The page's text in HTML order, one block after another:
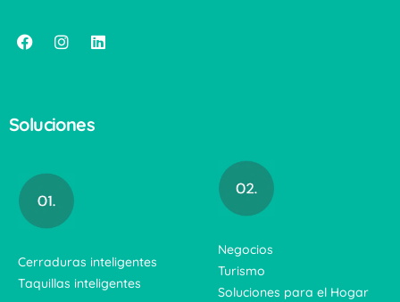
Soluciones
Cerraduras inteligentes
Taquillas inteligentes
Negocios
Turismo
Soluciones para el Hogar